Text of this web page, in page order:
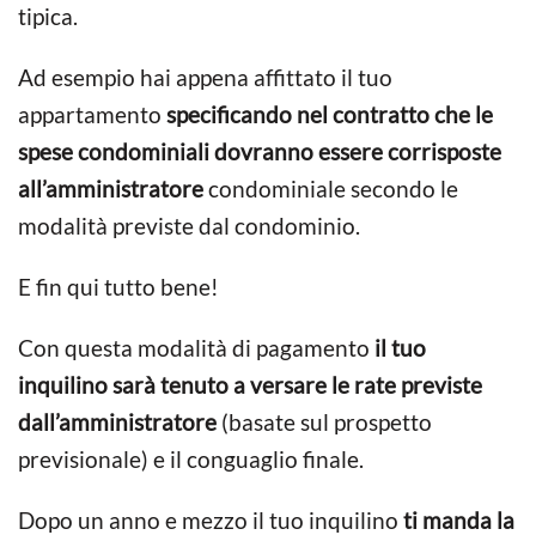
tipica.
Ad esempio hai appena affittato il tuo
appartamento specificando nel contratto che le
spese condominiali dovranno essere corrisposte
all’amministratorecondominiale secondo le
modalità previste dal condominio.
E fin qui tutto bene!
Con questa modalità di pagamento il tuo
inquilino sarà tenuto a versare le rate previste
dall’amministratore (basate sul prospetto
previsionale) e il conguaglio finale.
Dopo un anno e mezzo il tuo inquilino ti manda la